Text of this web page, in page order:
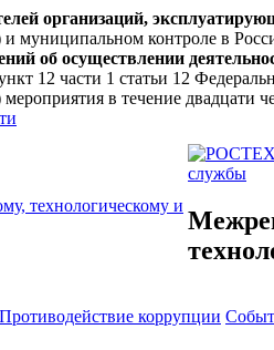
организаций,
и муниципальном контроле в
об осуществлении
12 части 1 статьи 12
в течение двадцати
службы
Противодействие коррупции